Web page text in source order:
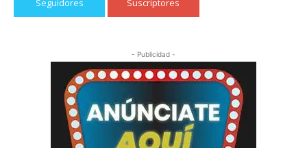
Seguidores Suscriptores
- Publicidad -